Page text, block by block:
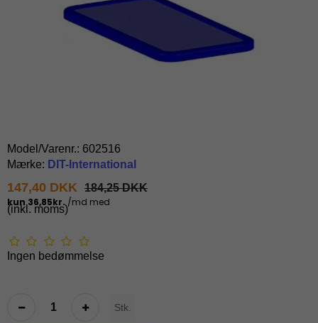
Model/Varenr.: 602516
Mærke: DIT-International
147,40 DKK 184,25 DKK
(inkl. moms)
Ingen bedømmelse
Stk.